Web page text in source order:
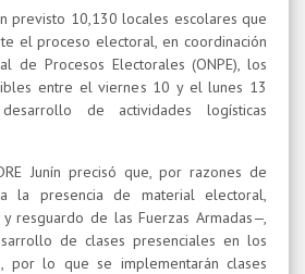
previsto 10,130 locales escolares que
el proceso electoral, en coordinación
de Procesos Electorales (ONPE), los
entre el viernes 10 y el lunes 13
de actividades logísticas
Junín precisó que, por razones de
la presencia de material electoral,
resguardo de las Fuerzas Armadas—,
de clases presenciales en los
por lo que se implementarán clases